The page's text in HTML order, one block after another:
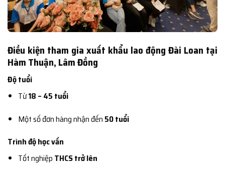
Điều kiện tham gia xuất khẩu lao động Đài Loan tại
Hàm Thuận, Lâm Đồng
Độ tuổi
Từ18 – 45 tuổi
Một số đơn hàng nhận đến 50 tuổi
Trình độ học vấn
Tốt nghiệp THCS trở lên